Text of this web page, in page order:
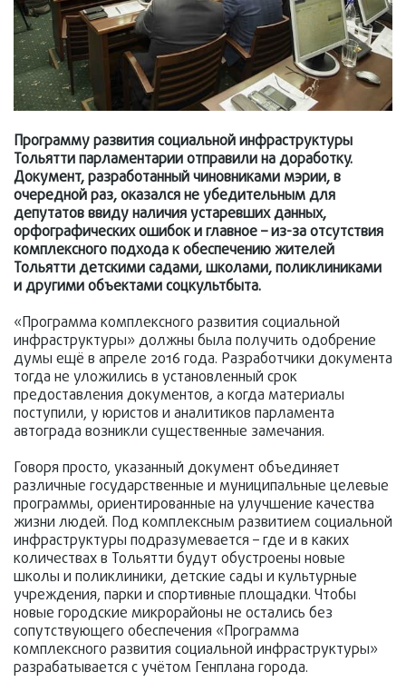
Программу развития социальной инфраструктуры
Тольятти парламентарии отправили на доработку.
Документ, разработанный чиновниками мэрии, в
очередной раз, оказался не убедительным для
депутатов ввиду наличия устаревших данных,
орфографических ошибок и главное – из-за отсутствия
комплексного подхода к обеспечению жителей
Тольятти детскими садами, школами, поликлиниками
и другими объектами соцкультбыта.
«Программа комплексного развития социальной
инфраструктуры» должны была получить одобрение
думы ещё в апреле 2016 года. Разработчики документа
тогда не уложились в установленный срок
предоставления документов, а когда материалы
поступили, у юристов и аналитиков парламента
автограда возникли существенные замечания.
Говоря просто, указанный документ объединяет
различные государственные и муниципальные целевые
программы, ориентированные на улучшение качества
жизни людей. Под комплексным развитием социальной
инфраструктуры подразумевается – где и в каких
количествах в Тольятти будут обустроены новые
школы и поликлиники, детские сады и культурные
учреждения, парки и спортивные площадки. Чтобы
новые городские микрорайоны не остались без
сопутствующего обеспечения «Программа
комплексного развития социальной инфраструктуры»
разрабатывается с учётом Генплана города.